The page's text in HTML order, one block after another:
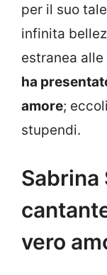
per il suo
infinita
estranea
ha
amore;
stupendi.
Sabrina
vero